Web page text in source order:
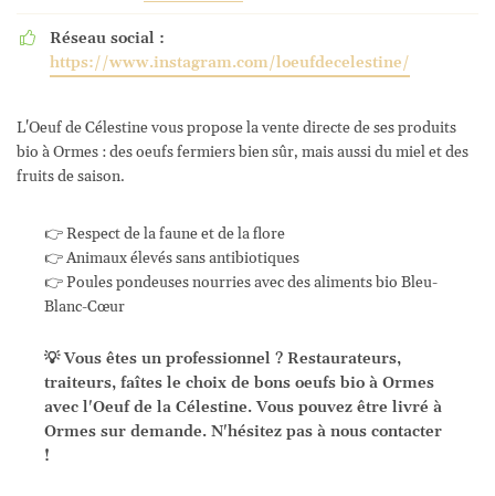

Réseau social :
https://www.instagram.com/loeufdecelestine/
L'Oeuf de Célestine vous propose la vente directe de ses produits
bio à Ormes : des oeufs fermiers bien sûr, mais aussi du miel et des
fruits de saison.
👉 Respect de la faune et de la flore
👉 Animaux élevés sans antibiotiques
👉 Poules pondeuses nourries avec des aliments bio Bleu-
Blanc-Cœur
💡 Vous êtes un professionnel ? Restaurateurs,
traiteurs, faîtes le choix de bons oeufs bio à Ormes
avec l'Oeuf de la Célestine. Vous pouvez être livré à
Ormes sur demande. N'hésitez pas à nous contacter
!